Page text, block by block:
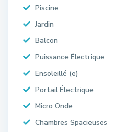
Piscine
Jardin
Balcon
Puissance Électrique
Ensoleillé (e)
Portail Électrique
Micro Onde
Chambres Spacieuses